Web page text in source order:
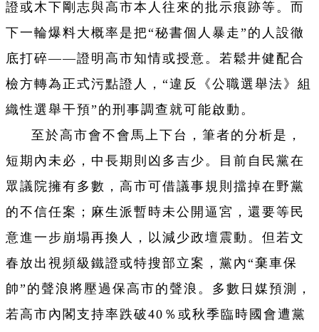
證或木下剛志與高市本人往來的批示痕跡等。而
下一輪爆料大概率是把“秘書個人暴走”的人設徹
底打碎——證明高市知情或授意。若鬆井健配合
檢方轉為正式污點證人，“違反《公職選舉法》組
織性選舉干預”的刑事調查就可能啟動。
至於高市會不會馬上下台，筆者的分析是，
短期內未必，中長期則凶多吉少。目前自民黨在
眾議院擁有多數，高市可借議事規則擋掉在野黨
的不信任案；麻生派暫時未公開逼宮，還要等民
意進一步崩塌再換人，以減少政壇震動。但若文
春放出視頻級鐵證或特搜部立案，黨內“棄車保
帥”的聲浪將壓過保高市的聲浪。多數日媒預測，
若高市內閣支持率跌破40％或秋季臨時國會遭黨